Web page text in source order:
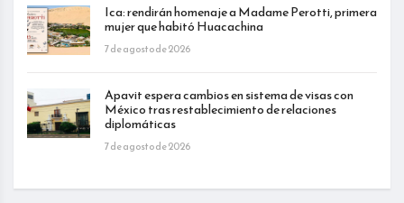
Ica: rendirán homenaje a Madame Perotti, primera
mujer que habitó Huacachina
7 de agosto de 2026
Apavit espera cambios en sistema de visas con
México tras restablecimiento de relaciones
diplomáticas
7 de agosto de 2026